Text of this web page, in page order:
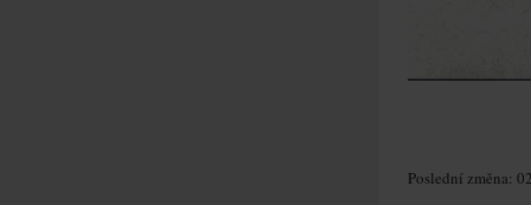
Poslední změna: